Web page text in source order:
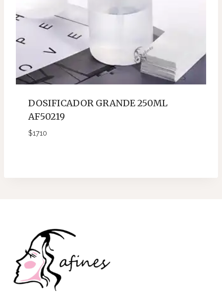
DOSIFICADOR GRANDE 250ML
AF50219
$1710